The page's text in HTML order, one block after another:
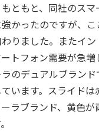
ともと、同社のス
かったのですが、
りました。またイン
トフォン需要が急
のデュアルブラン
います。スライドは
ラブランド、黄色